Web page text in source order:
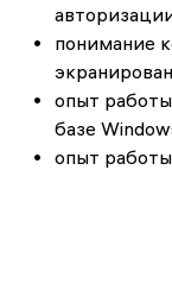
понимание
опыт
базе
опыт